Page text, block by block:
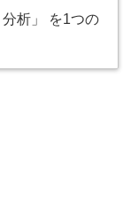
析」 を1つの